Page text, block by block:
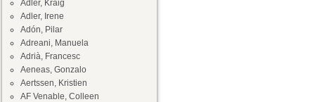
Adler, Kraig
Adler, Irene
Adón, Pilar
Adreani, Manuela
Adrià, Francesc
Aeneas, Gonzalo
Aertssen, Kristien
AF Venable, Colleen